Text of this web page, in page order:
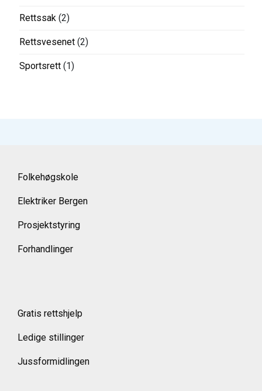
Rettssak (2)
Rettsvesenet (2)
Sportsrett (1)
Folkehøgskole
Elektriker Bergen
Prosjektstyring
Forhandlinger
Gratis rettshjelp
Ledige stillinger
Jussformidlingen